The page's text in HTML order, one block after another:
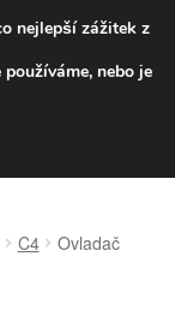
494
C4
Ovladač
nejlepší zážitek z
nebo je